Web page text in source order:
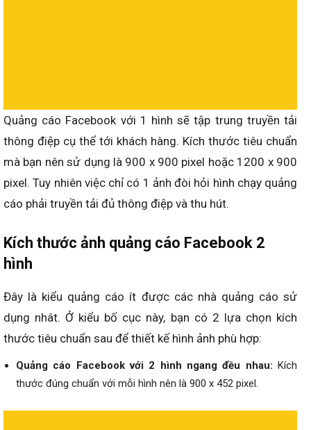
Quảng cáo Facebook với 1 hình sẽ tập trung truyền tải
thông điệp cụ thể tới khách hàng. Kích thước tiêu chuẩn
mà bạn nên sử dụng là 900 x 900 pixel hoặc 1200 x 900
pixel. Tuy nhiên việc chỉ có 1 ảnh đòi hỏi hình chạy quảng
cáo phải truyền tải đủ thông điệp và thu hút.
Kích thước ảnh quảng cáo Facebook 2
hình
Đây là kiểu quảng cáo ít được các nhà quảng cáo sử
dụng nhât. Ở kiểu bố cục này, bạn có 2 lựa chọn kích
thước tiêu chuẩn sau để thiết kế hình ảnh phù hợp:
Quảng cáo Facebook với 2 hình ngang đều nhau: Kích
thước đúng chuẩn với mỗi hình nên là 900 x 452 pixel.